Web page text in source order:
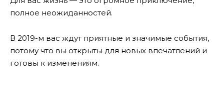
полное неожиданностей.
В 2019-м вас ждут приятные и значимые события,
потому что вы открыты для новых впечатлений и
готовы к изменениям.